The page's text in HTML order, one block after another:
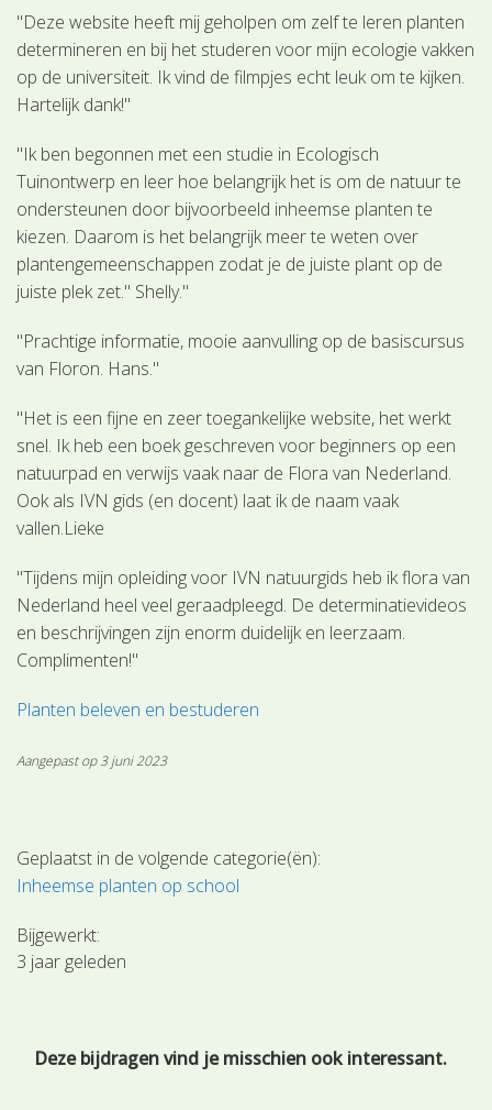
"Deze website heeft mij geholpen om zelf te leren planten
determineren en bij het studeren voor mijn ecologie vakken
op de universiteit. Ik vind de filmpjes echt leuk om te kijken.
Hartelijk dank!"
"Ik ben begonnen met een studie in Ecologisch
Tuinontwerp en leer hoe belangrijk het is om de natuur te
ondersteunen door bijvoorbeeld inheemse planten te
kiezen. Daarom is het belangrijk meer te weten over
plantengemeenschappen zodat je de juiste plant op de
juiste plek zet." Shelly."
"Prachtige informatie, mooie aanvulling op de basiscursus
van Floron. Hans."
"Het is een fijne en zeer toegankelijke website, het werkt
snel. Ik heb een boek geschreven voor beginners op een
natuurpad en verwijs vaak naar de Flora van Nederland.
Ook als IVN gids (en docent) laat ik de naam vaak
vallen.Lieke
"Tijdens mijn opleiding voor IVN natuurgids heb ik flora van
Nederland heel veel geraadpleegd. De determinatievideos
en beschrijvingen zijn enorm duidelijk en leerzaam.
Complimenten!"
Planten beleven en bestuderen
Aangepast op 3 juni 2023
Geplaatst in de volgende categorie(ën):
Inheemse planten op school
Bijgewerkt:
3 jaar geleden
Deze bijdragen vind je misschien ook interessant.